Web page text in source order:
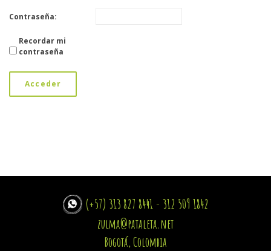
Contraseña:
Recordar mi
contraseña
Acceder
(+57) 313 827 8441 - 312 509 1842
zulma@pataleta.net
Bogotá, Colombia